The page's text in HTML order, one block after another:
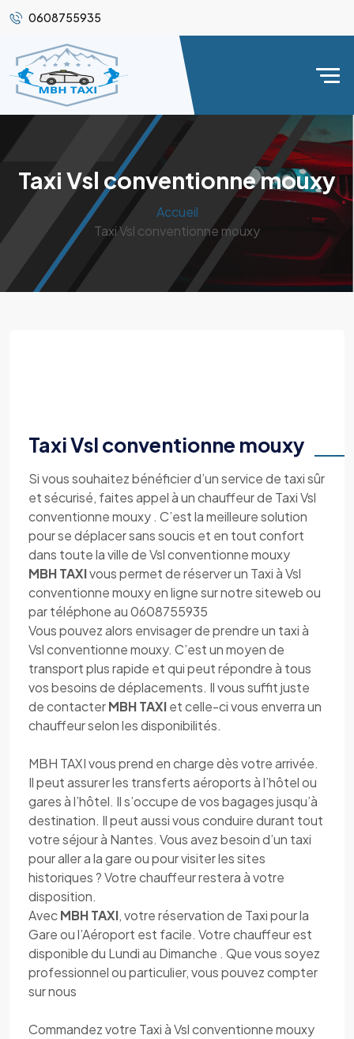
0608755935
Taxi Vsl conventionne mouxy
Accueil
Taxi Vsl conventionne mouxy
Taxi Vsl conventionne mouxy
Si vous souhaitez bénéficier d’un service de taxi sûr
et sécurisé, faites appel à un chauffeur de Taxi Vsl
conventionne mouxy . C’est la meilleure solution
pour se déplacer sans soucis et en tout confort
dans toute la ville de Vsl conventionne mouxy
MBH TAXIvous permet de réserver un Taxi à Vsl
conventionne mouxy en ligne sur notre siteweb ou
par téléphone au 0608755935
Vous pouvez alors envisager de prendre un taxi à
Vsl conventionne mouxy. C’est un moyen de
transport plus rapide et qui peut répondre à tous
vos besoins de déplacements. Il vous suffit juste
de contacterMBH TAXIet celle-ci vous enverra un
chauffeur selon les disponibilités.
MBH TAXI vous prend en charge dès votre arrivée.
Il peut assurer les transferts aéroports à l’hôtel ou
gares à l’hôtel. Il s’occupe de vos bagages jusqu’à
destination. Il peut aussi vous conduire durant tout
votre séjour à Nantes. Vous avez besoin d’un taxi
pour aller a la gare ou pour visiter les sites
historiques ? Votre chauffeur restera à votre
disposition.
AvecMBH TAXI, votre réservation de Taxi pour la
Gare ou l’Aéroport est facile. Votre chauffeur est
disponible du Lundi au Dimanche . Que vous soyez
professionnel ou particulier, vous pouvez compter
sur nous
Commandez votre Taxi à Vsl conventionne mouxy